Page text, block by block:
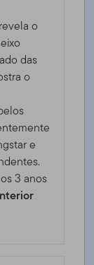
o
das
o
e
3 anos